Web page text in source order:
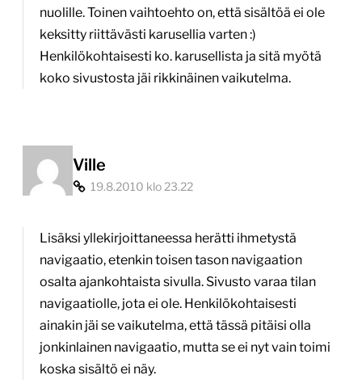
nuolille. Toinen vaihtoehto on, että sisältöä ei ole
keksitty riittävästi karusellia varten :)
Henkilökohtaisesti ko. karusellista ja sitä myötä
koko sivustosta jäi rikkinäinen vaikutelma.
Ville
19.8.2010 klo 23.22
Lisäksi yllekirjoittaneessa herätti ihmetystä
navigaatio, etenkin toisen tason navigaation
osalta ajankohtaista sivulla. Sivusto varaa tilan
navigaatiolle, jota ei ole. Henkilökohtaisesti
ainakin jäi se vaikutelma, että tässä pitäisi olla
jonkinlainen navigaatio, mutta se ei nyt vain toimi
koska sisältö ei näy.